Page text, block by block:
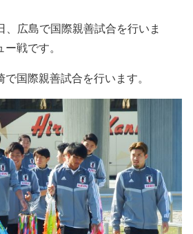
、広島で国際親善試合を行いま
戦です。
国際親善試合を行います。